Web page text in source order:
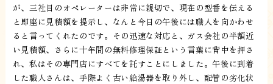
が、三社目のオペレーターは非常に親切で、現在の型番を伝える
と即座に見積額を提示し、なんと今日の午後には職人を向かわせ
ると言ってくれたのです。その迅速な対応と、ガス会社の半額近
い見積額、さらに十年間の無料修理保証という言葉に背中を押さ
れ、私はその専門店にすべてを託すことにしました。午後に到着
した職人さんは、手際よく古い給湯器を取り外し、配管の劣化状